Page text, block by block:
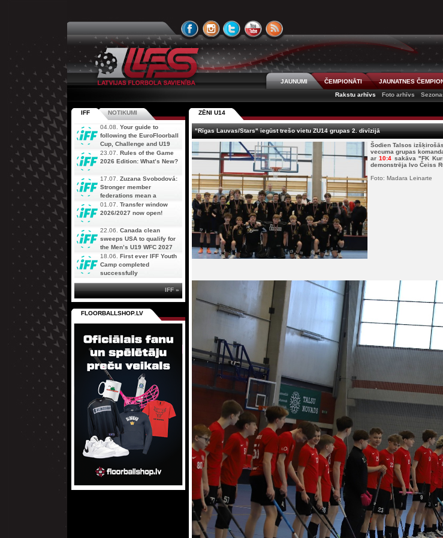
JAUNUMI ČEMPIONĀTI JAUNATNES
Rakstu arhīvs
Foto arhīvs
ZĒNI U14
"Rīgas Lauvas/Stars" iegūst trešo vietu ZU14 grupas 2. divīzijā
Šodien Talsos
vecuma grupas
ar10:4 sakāva "FK
demonstrēja Ivo Čeiss
Foto: Madara Leinarte
IFF NOTIKUMI
04.08. Your guide to
following the EuroFloorball
Cup, Challenge and U19
AOFC Qualifiers
simultaneously
23.07. Rules of the Game
2026 Edition: What’s New?
17.07. Zuzana Svobodová:
Stronger member
federations mean a
stronger future for floorball
01.07. Transfer window
2026/2027 now open!
22.06. Canada clean
sweeps USA to qualify for
the Men’s U19 WFC 2027
18.06. First ever IFF Youth
Camp completed
successfully
IFF »
FLOORBALLSHOP.LV